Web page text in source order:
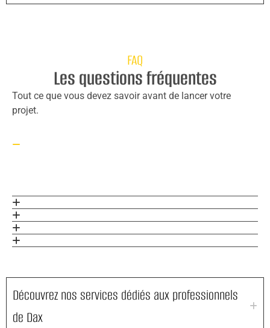
FAQ
Les questions fréquentes
Tout ce que vous devez savoir avant de lancer votre
projet.
Découvrez nos services dédiés aux professionnels
de Dax